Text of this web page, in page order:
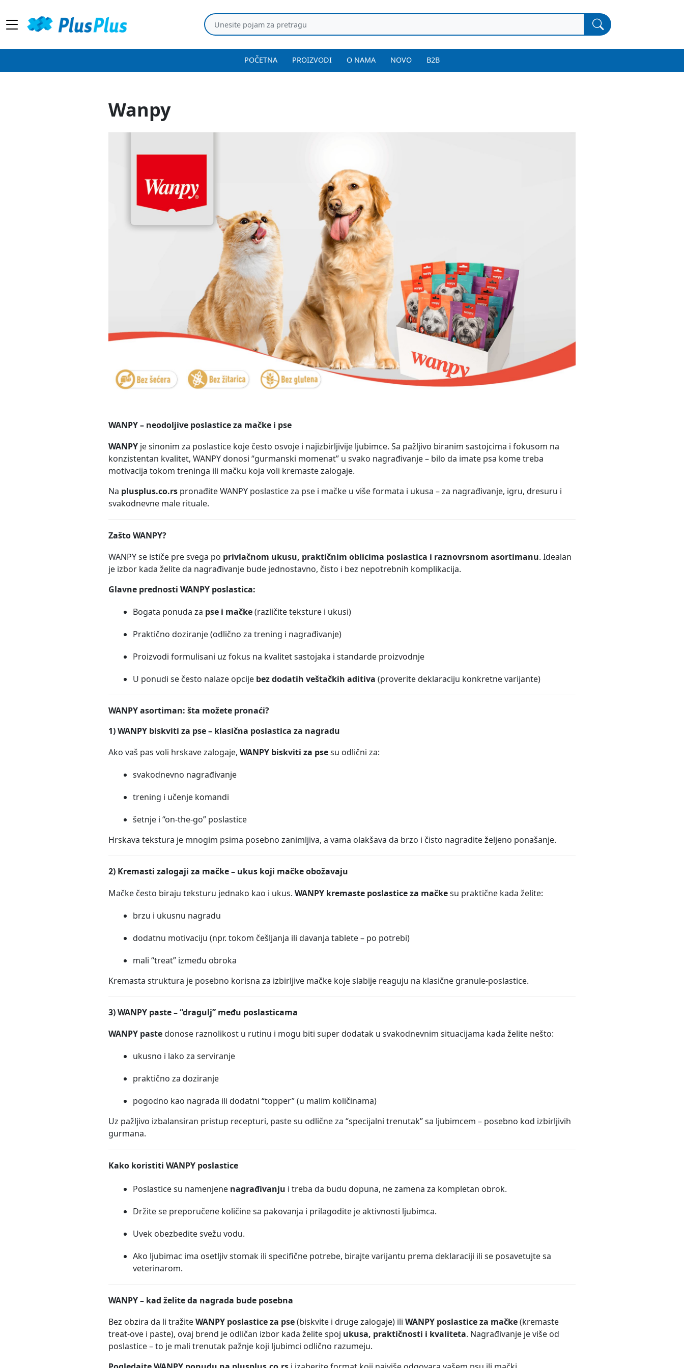
POČETNA PROIZVODI O NAMA NOVO B2B
Wanpy
WANPY – neodoljive poslastice za mačke i pse
WANPY je sinonim za poslastice koje često osvoje i najizbirljivije ljubimce. Sa pažljivo biranim sastojcima i fokusom na
konzistentan kvalitet, WANPY donosi “gurmanski momenat” u svako nagrađivanje – bilo da imate psa kome treba
motivacija tokom treninga ili mačku koja voli kremaste zalogaje.
Na plusplus.co.rs pronađite WANPY poslastice za pse i mačke u više formata i ukusa – za nagrađivanje, igru, dresuru i
svakodnevne male rituale.
Zašto WANPY?
WANPY se ističe pre svega po privlačnom ukusu, praktičnim oblicima poslastica i raznovrsnom asortimanu. Idealan
je izbor kada želite da nagrađivanje bude jednostavno, čisto i bez nepotrebnih komplikacija.
Glavne prednosti WANPY poslastica:
Bogata ponuda za pse i mačke(različite teksture i ukusi)
Praktično doziranje (odlično za trening i nagrađivanje)
Proizvodi formulisani uz fokus na kvalitet sastojaka i standarde proizvodnje
U ponudi se često nalaze opcije bez dodatih veštačkih aditiva (proverite deklaraciju konkretne varijante)
WANPY asortiman: šta možete pronaći?
1) WANPY biskviti za pse – klasična poslastica za nagradu
Ako vaš pas voli hrskave zalogaje, WANPY biskviti za psesu odlični za:
svakodnevno nagrađivanje
trening i učenje komandi
šetnje i “on-the-go” poslastice
Hrskava tekstura je mnogim psima posebno zanimljiva, a vama olakšava da brzo i čisto nagradite željeno ponašanje.
2) Kremasti zalogaji za mačke – ukus koji mačke obožavaju
Mačke često biraju teksturu jednako kao i ukus. WANPY kremaste poslastice za mačkesu praktične kada želite:
brzu i ukusnu nagradu
dodatnu motivaciju (npr. tokom češljanja ili davanja tablete – po potrebi)
mali “treat” između obroka
Kremasta struktura je posebno korisna za izbirljive mačke koje slabije reaguju na klasične granule-poslastice.
3) WANPY paste – “dragulj” među poslasticama
WANPY pastedonose raznolikost u rutinu i mogu biti super dodatak u svakodnevnim situacijama kada želite nešto:
ukusno i lako za serviranje
praktično za doziranje
pogodno kao nagrada ili dodatni “topper” (u malim količinama)
Uz pažljivo izbalansiran pristup recepturi, paste su odlične za “specijalni trenutak” sa ljubimcem – posebno kod izbirljivih
gurmana.
Kako koristiti WANPY poslastice
Poslastice su namenjene nagrađivanju i treba da budu dopuna, ne zamena za kompletan obrok.
Držite se preporučene količine sa pakovanja i prilagodite je aktivnosti ljubimca.
Uvek obezbedite svežu vodu.
Ako ljubimac ima osetljiv stomak ili specifične potrebe, birajte varijantu prema deklaraciji ili se posavetujte sa
veterinarom.
WANPY – kad želite da nagrada bude posebna
Bez obzira da li tražiteWANPY poslastice za pse(biskvite i druge zalogaje) ili WANPY poslastice za mačke(kremaste
treat-ove i paste), ovaj brend je odličan izbor kada želite spoj ukusa, praktičnosti i kvaliteta. Nagrađivanje je više od
poslastice – to je mali trenutak pažnje koji ljubimci odlično razumeju.